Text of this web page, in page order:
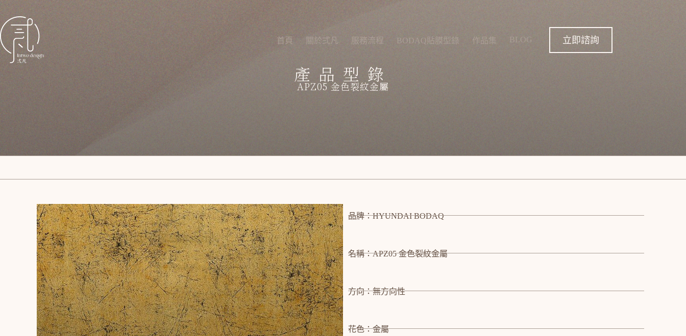
首頁 關於弍凡 服務流程 BODAQ貼膜型錄 作品集 BLOG 立即諮詢
產品型錄
APZ05 金色裂紋金屬
品牌：HYUNDAI BODAQ
名稱：APZ05 金色裂紋金屬
方向：無方向性
花色：金屬